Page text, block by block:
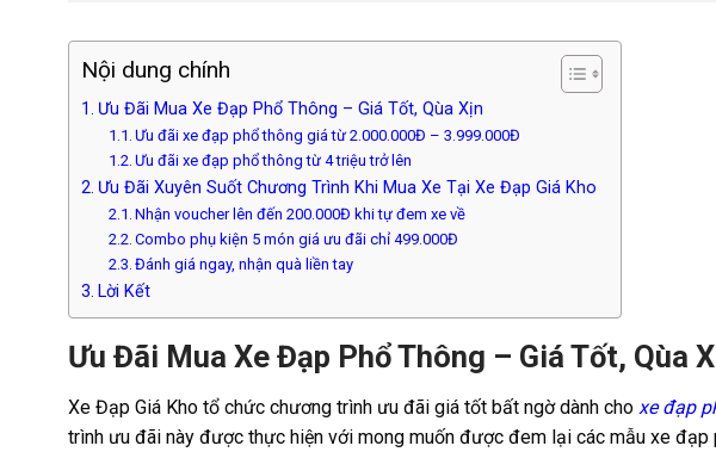
Nội dung chính
Ưu Đãi Mua Xe Đạp Phổ Thông – Giá Tốt, Qùa Xịn
Ưu đãi xe đạp phổ thông giá từ 2.000.000Đ – 3.999.000Đ
Ưu đãi xe đạp phổ thông từ 4 triệu trở lên
Ưu Đãi Xuyên Suốt Chương Trình Khi Mua Xe Tại Xe Đạp Giá Kho
Nhận voucher lên đến 200.000Đ khi tự đem xe về
Combo phụ kiện 5 món giá ưu đãi chỉ 499.000Đ
Đánh giá ngay, nhận quà liền tay
Lời Kết
Ưu Đãi Mua Xe Đạp Phổ Thông – Giá Tốt, Qùa
Xe Đạp Giá Kho tổ chức chương trình ưu đãi giá tốt bất ngờ dành cho xe đạp
trình ưu đãi này được thực hiện với mong muốn được đem lại các mẫu xe